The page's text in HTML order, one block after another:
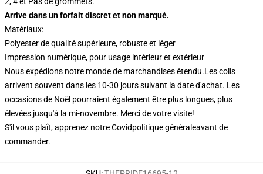
Arrive dans un forfait discret et non marqué.
Matériaux:
Polyester de qualité supérieure, robuste et léger
Impression numérique, pour usage intérieur et extérieur
Nous expédions notre monde de marchandises étendu.Les colis
arrivent souvent dans les 10-30 jours suivant la date d'achat. Les
occasions de Noël pourraient également être plus longues, plus
élevées jusqu'à la mi-novembre. Merci de votre visite!
S'il vous plaît, apprenez notre Covidpolitique généraleavant de
commander.